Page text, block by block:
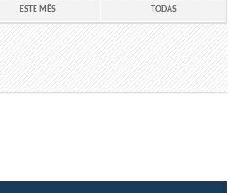
ESTE MÊS TODAS